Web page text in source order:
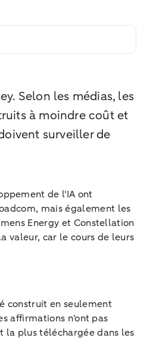
Selon les médias, les
à moindre coût et
surveiller de
de l'IA ont
mais également les
Energy et Constellation
valeur, car le cours de leurs
construit en seulement
affirmations n'ont pas
la plus téléchargée dans les